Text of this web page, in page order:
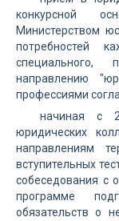
конкурсной
Министерством
потребностей
специального,
направлению
профессиями
начиная с
юридических
направлениям
вступительных
собеседования с
программе
обязательств о